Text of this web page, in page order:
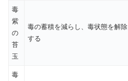
毒
紫
の
苔
玉
毒の蓄積を減らし、毒状態を解除
する
毒